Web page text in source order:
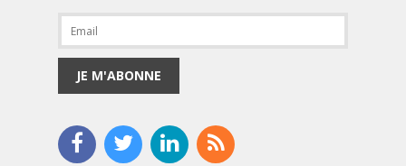
JE M'ABONNE